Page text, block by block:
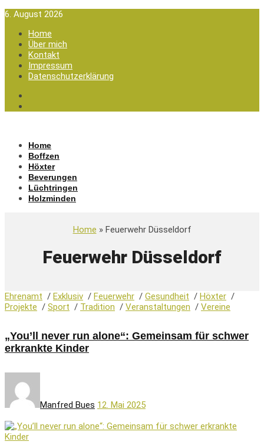
6. August 2026
Home
Über mich
Kontakt
Impressum
Datenschutzerklärung
Home
Boffzen
Höxter
Beverungen
Lüchtringen
Holzminden
Home » Feuerwehr Düsseldorf
Feuerwehr Düsseldorf
Ehrenamt / Exklusiv / Feuerwehr / Gesundheit / Höxter /
Projekte / Sport / Tradition / Veranstaltungen / Vereine
„You’ll never run alone“: Gemeinsam für schwer
erkrankte Kinder
Manfred Bues 12. Mai 2025